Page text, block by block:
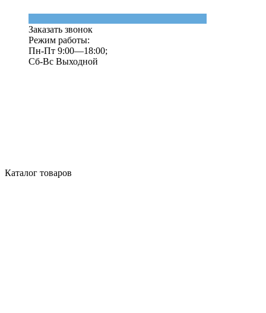
Заказать звонок
Режим работы:
Пн-Пт 9:00—18:00;
Сб-Вс Выходной
Каталог товаров